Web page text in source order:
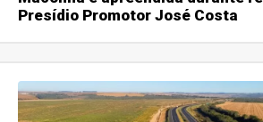
Presídio Promotor José Costa